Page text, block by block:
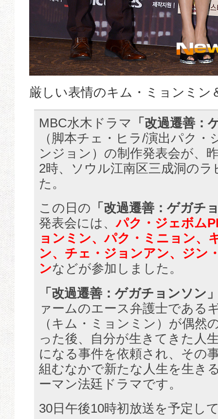
厳しい表情のキム・ミョンミン
MBC水木ドラマ 「改過遷善：
（脚本チェ・ヒラ/演出パク
ンジョン）の制作発表会が、
2時、ソウル江南区三成洞の
た。
この日の 「改過遷善：ゲガチ
発表会には、パク・ジェボム
ョンミン、パク・ミニョン、
ン、チェ・ジョンアン、ジン
ンなどが参加しました。
「改過遷善：ゲガチョンソン
ァームのエース弁護士である
（キム・ミョンミン）が偶然
った後、自分が生きてきた人
になる事件を依頼され、その
組むなかで新たな人生を生き
ーマン法廷ドラマです。
30日午後10時初放送を予定し